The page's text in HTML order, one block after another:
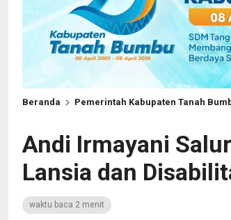
Beranda Pemerintah Kabupaten Tanah
Andi Irmayani
Lansia dan
waktu baca 2 menit